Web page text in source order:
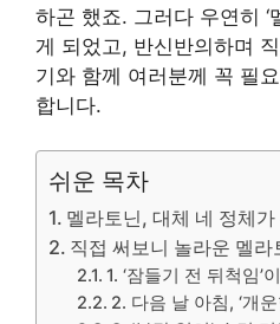
하곤 했죠. 그러다 우연히 ‘
게 되었고, 반신반의하며
기와 함께 여러분께 꼭 필
합니다.
쉬운 목차
멜라토닌, 대체 네 정체가
직접 써보니 놀라운 멜
1. ‘잠들기 전 뒤척임’
2. 다음 날 아침, ‘개